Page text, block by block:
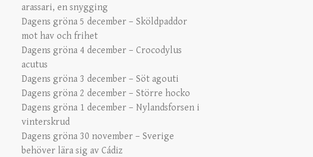
arassari, en snygging
Dagens gröna 5 december – Sköldpaddor
mot hav och frihet
Dagens gröna 4 december – Crocodylus
acutus
Dagens gröna 3 december – Söt agouti
Dagens gröna 2 december – Större hocko
Dagens gröna 1 december – Nylandsforsen i
vinterskrud
Dagens gröna 30 november – Sverige
behöver lära sig av Cádiz